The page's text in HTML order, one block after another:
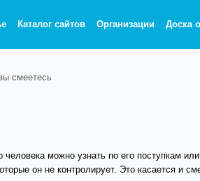
Каталог сайтов Организации Доска
смеетесь
человека можно узнать по его поступкам
он не контролирует. Это касается и